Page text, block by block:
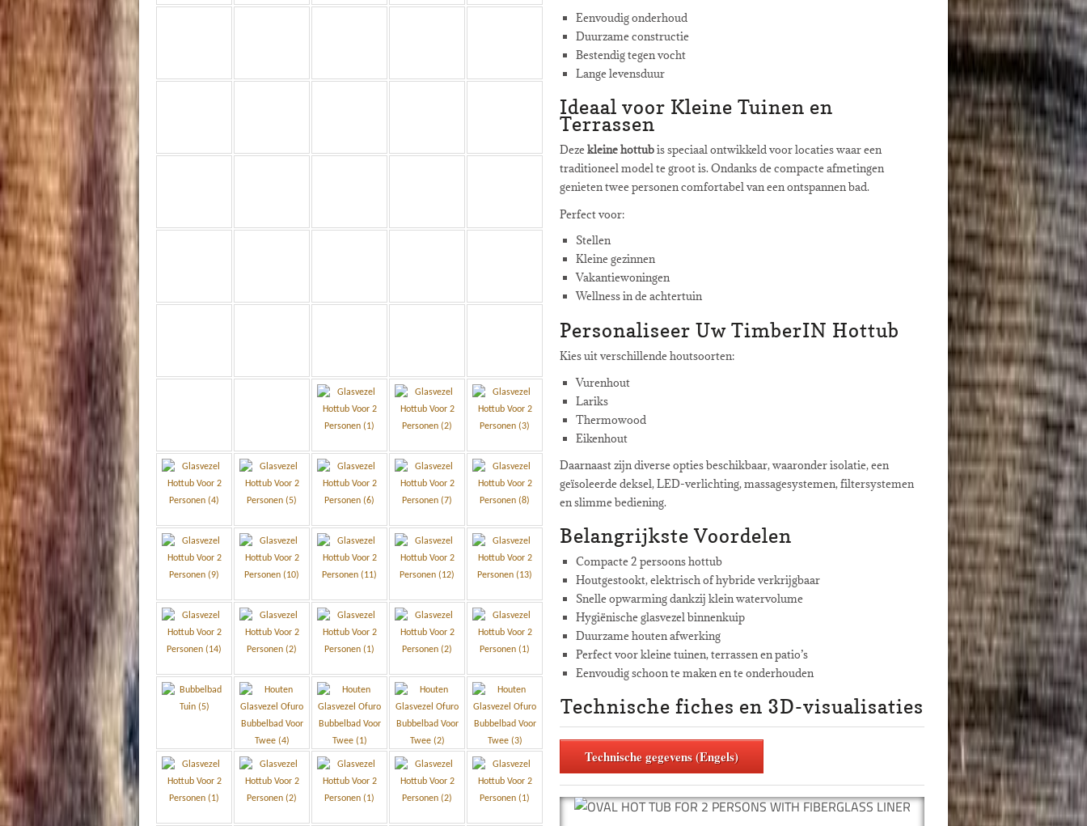
Eenvoudig onderhoud
Duurzame constructie
Bestendig tegen vocht
Lange levensduur
Ideaal voor Kleine Tuinen en
Terrassen
Dezekleine hottubis speciaal ontwikkeld voor locaties waar een
traditioneel model te groot is. Ondanks de compacte afmetingen
genieten twee personen comfortabel van een ontspannen bad.
Perfect voor:
Stellen
Kleine gezinnen
Vakantiewoningen
Wellness in de achtertuin
Personaliseer Uw TimberIN Hottub
Kies uit verschillende houtsoorten:
Vurenhout
Lariks
Thermowood
Eikenhout
Daarnaast zijn diverse opties beschikbaar, waaronder isolatie, een
geïsoleerde deksel, LED-verlichting, massagesystemen, filtersystemen
en slimme bediening.
Belangrijkste Voordelen
Compacte 2 persoons hottub
Houtgestookt, elektrisch of hybride verkrijgbaar
Snelle opwarming dankzij klein watervolume
Hygiënische glasvezel binnenkuip
Duurzame houten afwerking
Perfect voor kleine tuinen, terrassen en patio’s
Eenvoudig schoon te maken en te onderhouden
Technische fiches en 3D-visualisaties
Technische gegevens (Engels)